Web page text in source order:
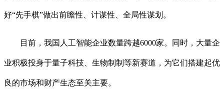
好“先手棋”做出前瞻性、计谋性、全局性谋划。
目前，我国人工智能企业数量跨越6000家。同时，大量企
业积极投身于量子科技、生物制制等新赛道，为它们搭建起优
良的市场和财产生态至关主要。